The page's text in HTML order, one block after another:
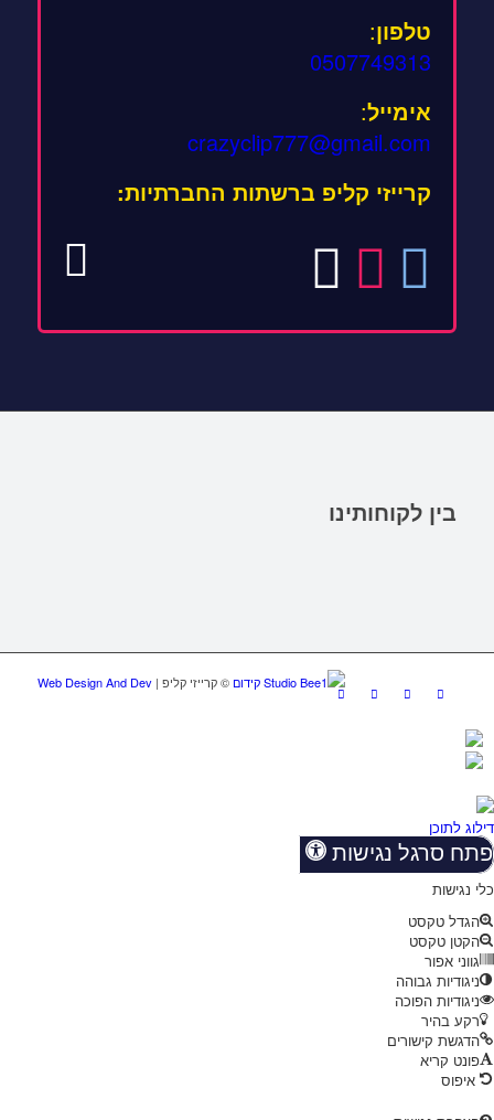
טלפון:
0507749313
אימייל:
crazyclip777@gmail.com
קרייזי קליפ ברשתות החברתיות:
בין לקוחותינו
Studio Bee1 קידום Web Design And Dev
דילוג לתוכן
פתח סרגל נגישות
כלי נגישות
הגדל טקסט
הקטן טקסט
גווני אפור
ניגודיות גבוהה
ניגודיות הפוכה
רקע בהיר
הדגשת קישורים
פונט קריא
איפוס